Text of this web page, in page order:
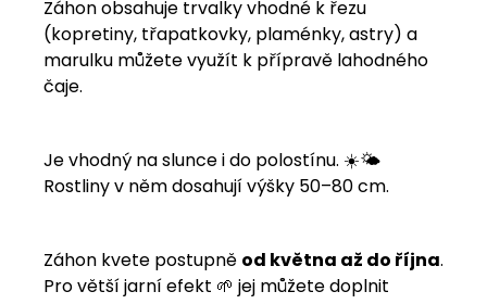
Záhon obsahuje trvalky vhodné k řezu
(kopretiny, třapatkovky, plaménky, astry) a
marulku můžete využít k přípravě lahodného
čaje.
Je vhodný na slunce i do polostínu. ☀️🌤️
Rostliny v něm dosahují výšky 50–80 cm.
Záhon kvete postupně od května až do října.
Pro větší jarní efekt 🌱 jej můžete doplnit